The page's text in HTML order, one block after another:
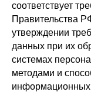
соответствует
Правительства
утверждении
данных при их
системах
методами и
информационных